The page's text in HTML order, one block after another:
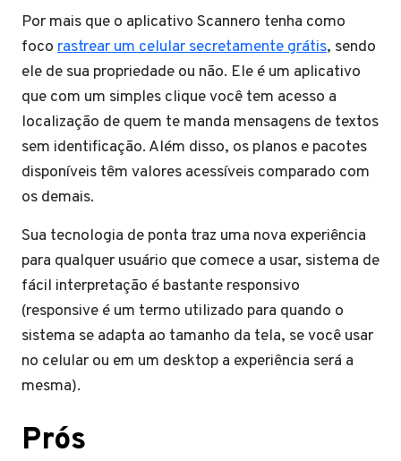
Por mais que o aplicativo Scannero tenha como
foco rastrear um celular secretamente grátis, sendo
ele de sua propriedade ou não. Ele é um aplicativo
que com um simples clique você tem acesso a
localização de quem te manda mensagens de textos
sem identificação. Além disso, os planos e pacotes
disponíveis têm valores acessíveis comparado com
os demais.
Sua tecnologia de ponta traz uma nova experiência
para qualquer usuário que comece a usar, sistema de
fácil interpretação é bastante responsivo
(responsive é um termo utilizado para quando o
sistema se adapta ao tamanho da tela, se você usar
no celular ou em um desktop a experiência será a
mesma).
Prós